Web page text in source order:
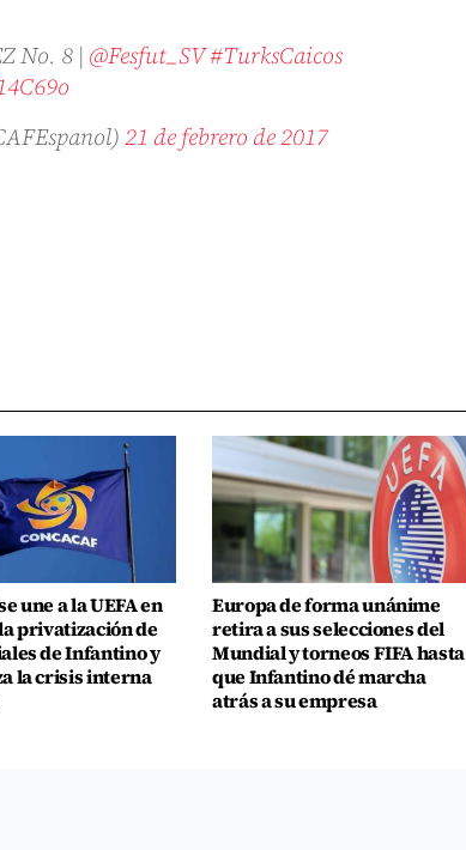
No. 8 | @Fesfut_SV#TurksCaicos
21 de febrero de 2017
une a la UEFA en
privatización de
de Infantino y
la crisis interna
Europa de forma unánime
retira a sus selecciones del
Mundial y torneos FIFA hasta
que Infantino dé marcha
atrás a su empresa